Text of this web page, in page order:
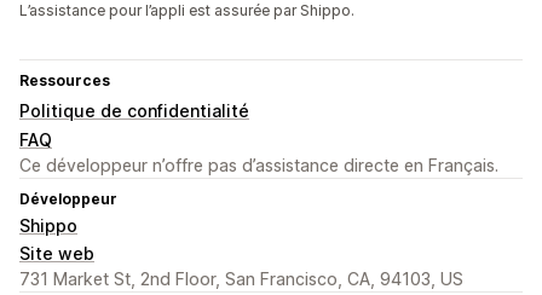
L’assistance pour l’appli est assurée par Shippo.
Ressources
Politique de confidentialité
FAQ
Ce développeur n’offre pas d’assistance directe en Français.
Développeur
Shippo
Site web
731 Market St, 2nd Floor, San Francisco, CA, 94103, US